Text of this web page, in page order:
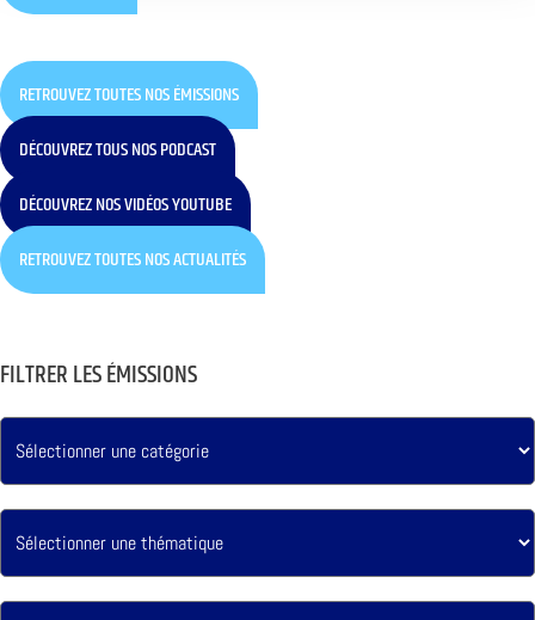
RETROUVEZ TOUTES NOS ÉMISSIONS
DÉCOUVREZ TOUS NOS PODCAST
DÉCOUVREZ NOS VIDÉOS YOUTUBE
RETROUVEZ TOUTES NOS ACTUALITÉS
FILTRER LES ÉMISSIONS